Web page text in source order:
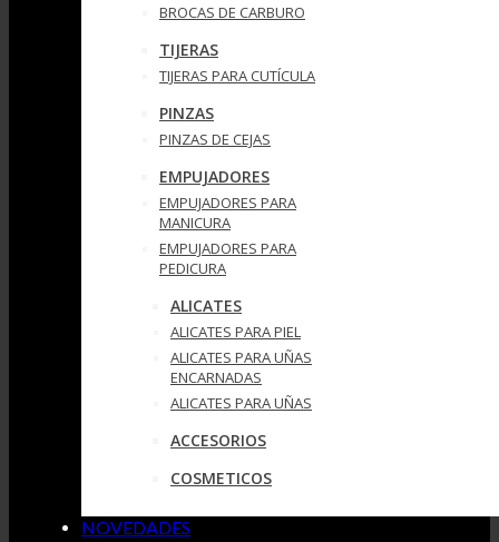
BROCAS DE CARBURO
TIJERAS
TIJERAS PARA CUTÍCULA
PINZAS
PINZAS DE CEJAS
EMPUJADORES
EMPUJADORES PARA
MANICURA
EMPUJADORES PARA
PEDICURA
ALICATES
ALICATES PARA PIEL
ALICATES PARA UÑAS
ENCARNADAS
ALICATES PARA UÑAS
ACCESORIOS
COSMETICOS
NOVEDADES